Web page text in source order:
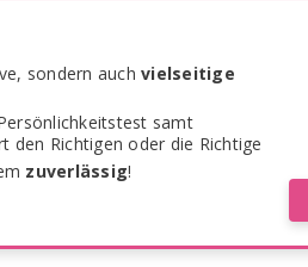
sondern auch vielseitige
samt
den Richtigen oder die Richtige
zuverlässig!